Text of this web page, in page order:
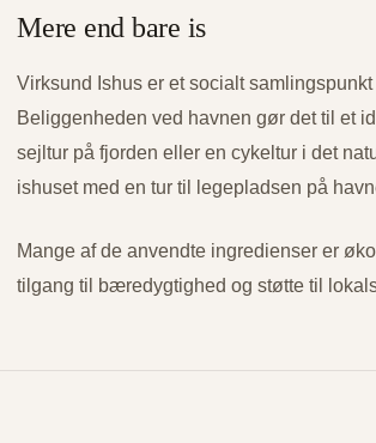
Mere end bare is
Virksund Ishus er et socialt
Beliggenheden ved havnen gør det til et
sejltur på fjorden eller en cykeltur i det
ishuset med en tur til legepladsen på
Mange af de anvendte ingredienser er
tilgang til bæredygtighed og støtte til